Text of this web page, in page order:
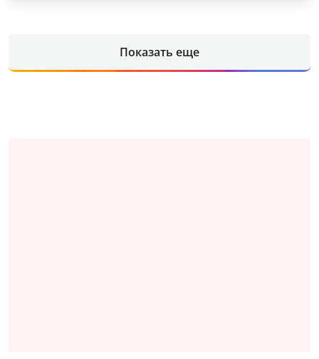
Показать еще